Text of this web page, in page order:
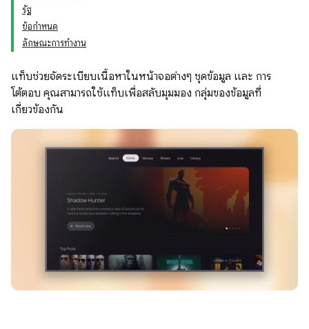
รัฐ
ข้อกำหนด
ลักษณะการทำงาน
แท็บช่วยจัดระเบียบเนื้อหาในหน้าจอต่างๆ ชุดข้อมูล และ การ
โต้ตอบ คุณสามารถใช้แท็บเพื่อสลับมุมมอง กลุ่มของข้อมูลที่
เกี่ยวข้องกัน